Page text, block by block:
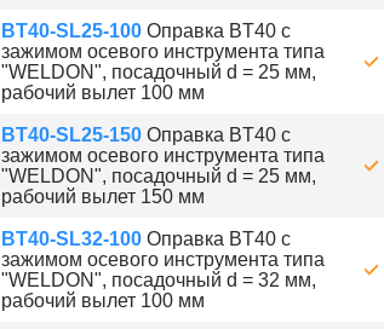
BT40-SL25-100 Оправка BT40 с
зажимом осевого инструмента типа
"WELDON", посадочный d = 25 мм,
рабочий вылет 100 мм
BT40-SL25-150 Оправка BT40 с
зажимом осевого инструмента типа
"WELDON", посадочный d = 25 мм,
рабочий вылет 150 мм
BT40-SL32-100 Оправка BT40 с
зажимом осевого инструмента типа
"WELDON", посадочный d = 32 мм,
рабочий вылет 100 мм